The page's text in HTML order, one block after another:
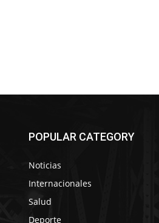
POPULAR CATEGORY
Noticias
Internacionales
Salud
Deporte